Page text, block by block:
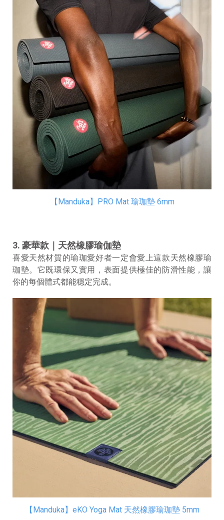
【Manduka】PRO Mat 瑜珈墊 6mm
3. 豪華款｜天然橡膠瑜伽墊
喜愛天然材質的瑜珈愛好者一定會愛上這款天然橡膠瑜
珈墊。它既環保又實用，表面提供極佳的防滑性能，讓
你的每個體式都能穩定完成。
【Manduka】eKO Yoga Mat 天然橡膠瑜珈墊 5mm